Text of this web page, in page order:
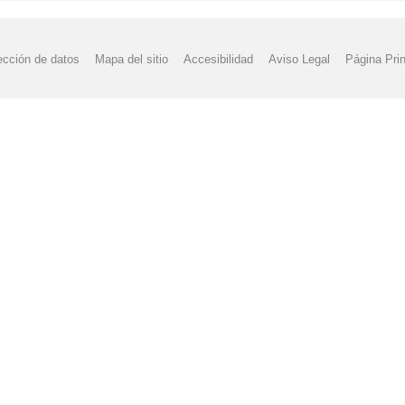
de datos Mapa del sitio Accesibilidad Aviso Legal Página